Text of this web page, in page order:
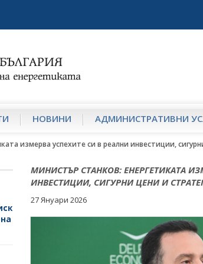
НОВИНИ АДМИНИСТРАТИВНИ
измерва успехите си в реални инвестиции,
МИНИСТЪР СТАНКОВ: ЕНЕРГЕТИКАТА
ИНВЕСТИЦИИ, СИГУРНИ ЦЕНИ И
27 Януари 2026